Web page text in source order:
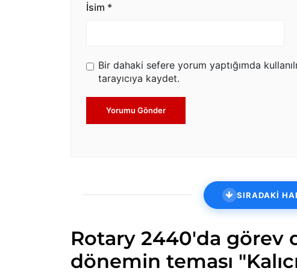
İsim *
Bir dahaki sefere yorum yaptığımda
tarayıcıya kaydet.
Yorumu Gönder
SIRADAKİ
Rotary 2440'da görev
dönemin teması